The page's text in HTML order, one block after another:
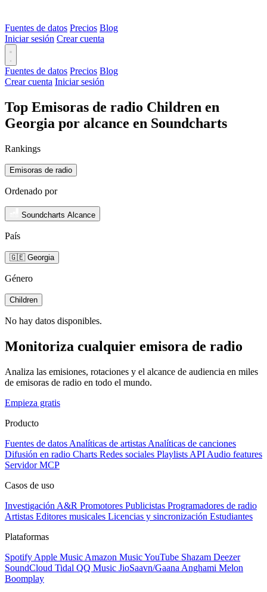
Fuentes de datos Precios Blog
Iniciar sesión Crear cuenta
Fuentes de datos Precios Blog
Crear cuenta Iniciar sesión
Top Emisoras de radio Children en
Georgia por alcance en Soundcharts
Rankings
Emisoras de radio
Ordenado por
Soundcharts Alcance
País
🇬🇪 Georgia
Género
Children
No hay datos disponibles.
Monitoriza cualquier emisora de radio
Analiza las emisiones, rotaciones y el alcance de audiencia en miles
de emisoras de radio en todo el mundo.
Empieza gratis
Producto
Fuentes de datos Analíticas de artistas Analíticas de canciones
Difusión en radio Charts Redes sociales Playlists API Audio features
Servidor MCP
Casos de uso
Investigación A&R Promotores Publicistas Programadores de radio
Artistas Editores musicales Licencias y sincronización Estudiantes
Plataformas
Spotify Apple Music Amazon MusicYouTube Shazam Deezer
SoundCloud Tidal QQ Music JioSaavn/Gaana Anghami Melon
Boomplay